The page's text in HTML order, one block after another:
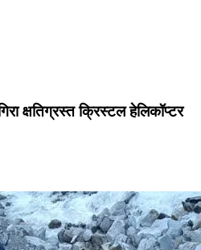
क्षतिग्रस्त क्रिस्टल हेलिकॉप्टर